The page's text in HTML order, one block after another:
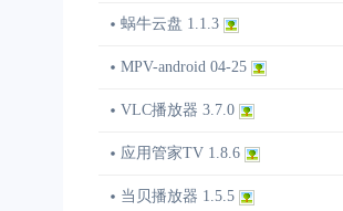
蜗牛云盘 1.1.3
MPV-android 04-25
VLC播放器 3.7.0
应用管家TV 1.8.6
当贝播放器 1.5.5